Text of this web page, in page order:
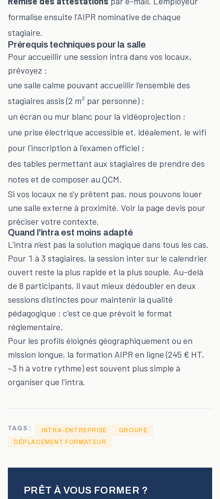
formalise ensuite l'AIPR nominative de chaque
stagiaire.
Prérequis techniques pour la salle
Pour accueillir une session intra dans vos locaux,
prévoyez :
une salle calme pouvant accueillir l'ensemble des
stagiaires assis (2 m² par personne) ;
un écran ou mur blanc pour la vidéoprojection ;
une prise électrique accessible et, idéalement, le wifi
pour l'inscription à l'examen officiel ;
des tables permettant aux stagiaires de prendre des
notes et de composer au QCM.
Si vos locaux ne s'y prêtent pas, nous pouvons louer
une salle externe à proximité. Voir la page devis pour
préciser votre contexte.
Quand l'intra est moins adapté
L'intra n'est pas la solution magique dans tous les cas.
Pour 1 à 3 stagiaires, la session inter sur le calendrier
ouvert reste la plus rapide et la plus souple. Au-delà
de 8 participants, il vaut mieux dédoubler en deux
sessions distinctes pour maintenir la qualité
pédagogique : c'est ce que prévoit le format
réglementaire.
Pour les profils éloignés géographiquement ou en
mission longue, la formation AIPR en ligne(245 € HT,
~3 h à votre rythme) est souvent plus simple à
organiser que l'intra.
TAGS : INTRA-ENTREPRISE
GROUPE
DÉPLACEMENT FORMATEUR
PRÊT À VOUS FORMER ?